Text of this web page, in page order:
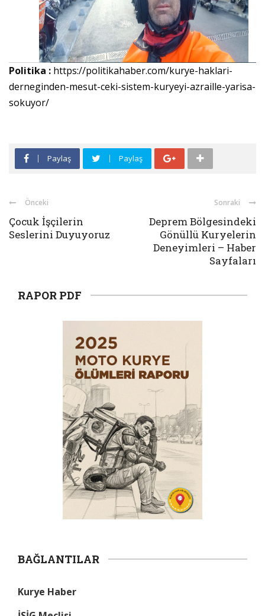
Politika : https://politikahaber.com/kurye-haklari-
derneginden-mesut-ceki-sistem-kuryeyi-azraille-yarisa-
sokuyor/
Paylaş Paylaş
Önceki
Çocuk İşçilerin
Seslerini Duyuyoruz
Sonraki
Deprem Bölgesindeki
Gönüllü Kuryelerin
Deneyimleri – Haber
Sayfaları
RAPOR PDF
BAĞLANTILAR
Kurye Haber